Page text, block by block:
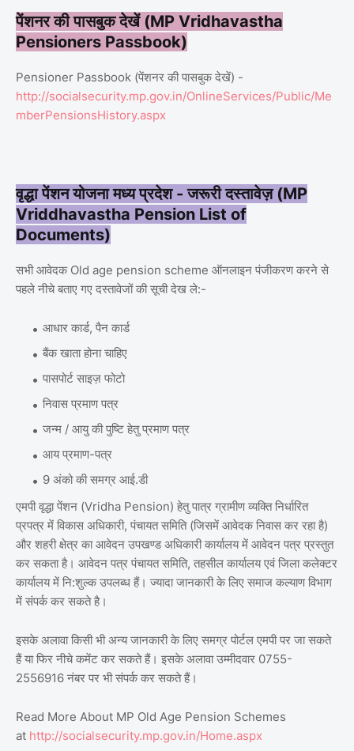
पेंशनर की पासबुक देखें (MP Vridhavastha
Pensioners Passbook)
Pensioner Passbook (पेंशनर की पासबुक देखें) -
http://socialsecurity.mp.gov.in/OnlineServices/Public/Me
mberPensionsHistory.aspx
वृद्धा पेंशन योजना मध्य प्रदेश - जरूरी दस्तावेज़ (MP
Vriddhavastha Pension List of
Documents)
सभी आवेदक Old age pension scheme ऑनलाइन पंजीकरण करने से
पहले नीचे बताए गए दस्तावेजों की सूची देख ले:-
आधार कार्ड, पैन कार्ड
बैंक खाता होना चाहिए
पासपोर्ट साइज़ फोटो
निवास प्रमाण पत्र
जन्म / आयु की पुष्टि हेतु प्रमाण पत्र
आय प्रमाण-पत्र
9 अंको की समग्र आई.डी
एमपी वृद्धा पेंशन (Vridha Pension) हेतु पात्र ग्रामीण व्‍यक्ति निर्धारित
प्रपत्र में विकास अधिकारी, पंचायत समिति (जिसमें आवेदक निवास कर रहा है)
और शहरी क्षेत्र का आवेदन उपखण्‍ड अधिकारी कार्यालय में आवेदन पत्र प्रस्‍तुत
कर सकता है। आवेदन पत्र पंचायत समिति, तहसील कार्यालय एवं जिला कलेक्‍टर
कार्यालय में नि:शुल्‍क उपलब्‍ध हैं। ज्यादा जानकारी के लिए समाज कल्याण विभाग
में संपर्क कर सकते है।
इसके अलावा किसी भी अन्य जानकारी के लिए समग्र पोर्टल एमपी पर जा सकते
हैं या फिर नीचे कमेंट कर सकते हैं। इसके अलावा उम्मीदवार 0755-
2556916 नंबर पर भी संपर्क कर सकते हैं।
Read More About MP Old Age Pension Schemes
at http://socialsecurity.mp.gov.in/Home.aspx